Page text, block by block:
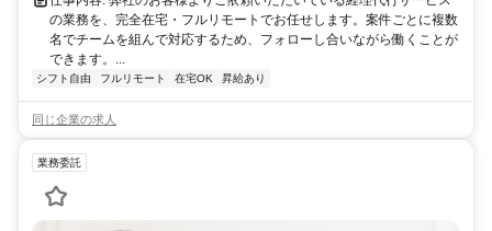
の業務を、完全在宅・フルリモートでお任せします。案件ごとに複数
名でチームを組んで対応するため、フォローし合いながら働くことが
できます。...
シフト自由 フルリモート 在宅OK 昇給あり
同じ企業の求人
業務委託